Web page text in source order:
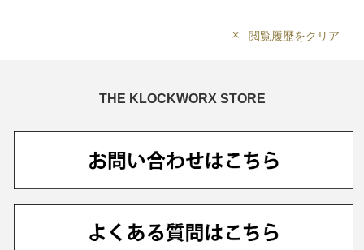
閲覧履歴をクリア
THE KLOCKWORX STORE